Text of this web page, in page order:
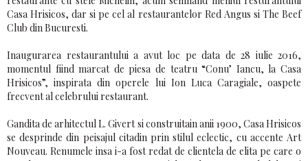
Casa Hrisicos, dar si pe cel al restaurantelor Red Angus si The Beef
Club din Bucuresti.
Inaugurarea restaurantului a avut loc pe data de 28 iulie 2016,
momentul fiind marcat de piesa de teatru “Conu’ Iancu, la Casa
Hrisicos”, inspirata din operele lui Ion Luca Caragiale, oaspete
frecvent al celebrului restaurant.
Gandita de arhitectul L. Givert si construitain anii 1900, Casa Hrisicos
se desprinde din peisajul citadin prin stilul eclectic, cu accente Art
Nouveau. Renumele insa i-a fost redat de clientela de elita pe care o